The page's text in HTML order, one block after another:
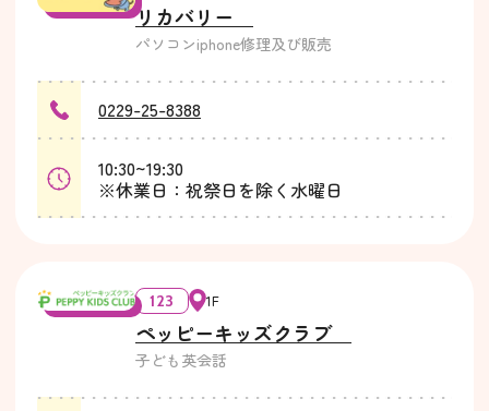
リカバリー
パソコンiphone修理及び販売
0229-25-8388
10:30~19:30
※休業日：祝祭日を除く水曜日
123 1F
ペッピーキッズクラブ
子ども英会話